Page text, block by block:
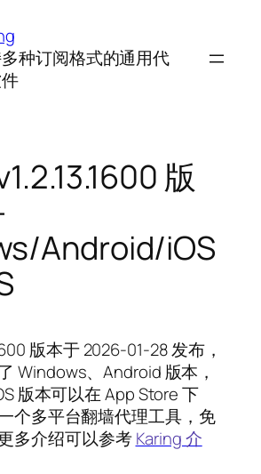
种订阅格式的通用代
版
Android/iOS
版本于 2026-01-28 发布，
Windows、Android 版本，
版本可以在 App Store 下
个多平台翻墙代理工具，免
多介绍可以参考Karing 介